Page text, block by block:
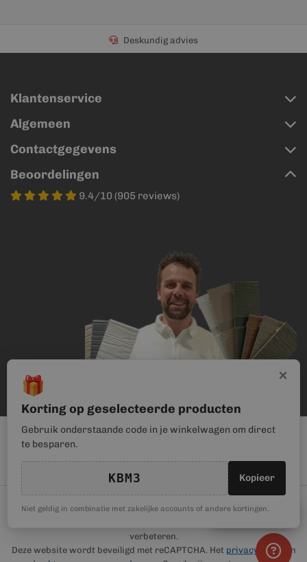
Deskundig advies
Klantenservice
Algemeen
Contactgegevens
Beoordelingen
9.4/10 (905 reviews)
×
🎁
Korting op geselecteerde producten
Gebruik onderstaande code in je winkelwagen om direct
te besparen.
KBM3 Kopieer
Niet geldig in combinatie met zakelijke accounts of andere kortingen.
🎁Kortingscode
© Kunststof Bouwmateriaal | Magento webwinkel realisatie door
verbeteren.
Deze website wordt beveiligd met reCAPTCHA. Het privacybeleid
en